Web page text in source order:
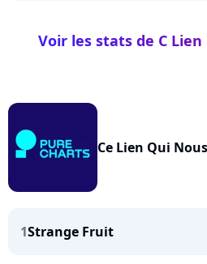
Voir les stats de C
Ce Lien Qui
1Strange Fruit